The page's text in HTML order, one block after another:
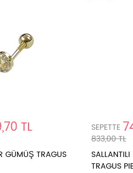
TL
GÜMÜŞ TRAGUS
SEPETTE
833,00 TL
TRAGUS